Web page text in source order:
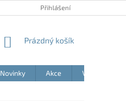
BLOG
Přihlášení
NÁKUPNÍ
Prázdný košík
Novinky Akce Výprodej